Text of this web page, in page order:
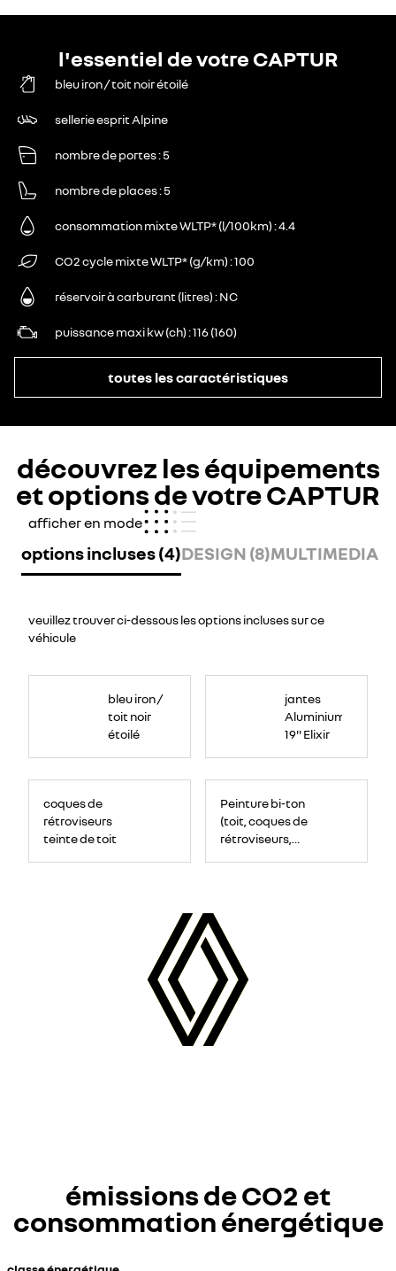
l'essentiel de votre CAPTUR
bleu iron / toit noir étoilé
sellerie esprit Alpine
nombre de portes 5
nombre de places 5
consommation mixte WLTP* (l/100km) 4.4
CO2 cycle mixte WLTP* (g/km) 100
réservoir à carburant (litres) NC
puissance maxi kw (ch) 116 (160)
toutes les caractéristiques
découvrez les équipements
et options de votre CAPTUR
afficher en mode
options incluses (4)DESIGN (8)MULTIMEDIA
veuillez trouver ci-dessous les options incluses sur ce
véhicule
bleu iron /
toit noir
étoilé
jantes
Aluminium
19'' Elixir
coques de
rétroviseurs
teinte de toit
Peinture bi-ton
(toit, coques de
rétroviseurs,
émissions de CO2 et
consommation énergétique